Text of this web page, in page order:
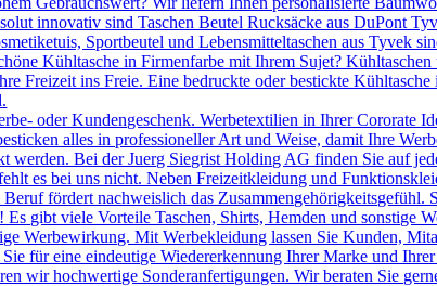
innovativ sind Taschen Beutel Rucksäcke aus DuPont
Sportbeutel und Lebensmitteltaschen aus Tyvek
Kühltasche in Firmenfarbe mit Ihrem Sujet?
Freizeit ins Freie. Eine bedruckte oder bestickte
oder Kundengeschenk. Werbetextilien in Ihrer Cororate
alles in professioneller Art und Weise, damit Ihre
werden. Bei der Juerg Siegrist Holding AG finden Sie auf
es bei uns nicht. Neben Freizeitkleidung und
fördert nachweislich das Zusammengehörigkeitsgefühl.
gibt viele Vorteile Taschen, Shirts, Hemden und sonstige
Werbewirkung. Mit Werbekleidung lassen Sie Kunden,
für eine eindeutige Wiedererkennung Ihrer Marke und
wir hochwertige Sonderanfertigungen. Wir beraten Sie